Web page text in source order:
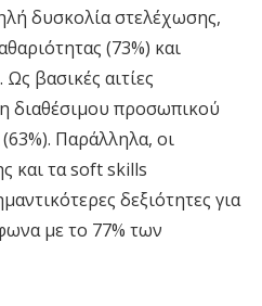
δυσκολία στελέχωσης,
(73%) και
βασικές αιτίες
διαθέσιμου προσωπικού
Παράλληλα, οι
και τα soft skills
δεξιότητες για
με το 77% των